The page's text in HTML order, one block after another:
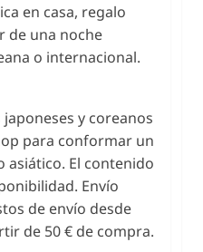
en casa, regalo
de una noche
o internacional.
y coreanos
para conformar un
asiático. El contenido
Envío
de envío desde
de 50 € de compra.